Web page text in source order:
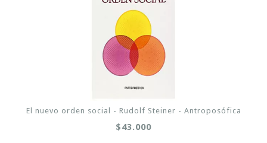
El nuevo orden social - Rudolf Steiner - Antroposófica
$43.000